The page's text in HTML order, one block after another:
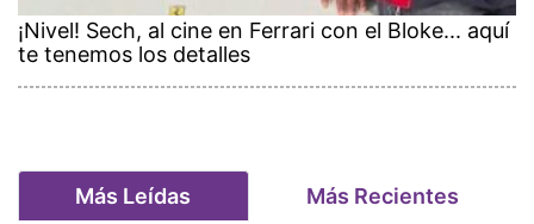
¡Nivel! Sech, al cine en Ferrari con el Bloke... aquí
te tenemos los detalles
Más Leídas Más Recientes